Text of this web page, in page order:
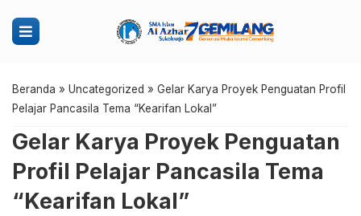
Beranda » Uncategorized » Gelar Karya Proyek Penguatan Profil
Pelajar Pancasila Tema “Kearifan Lokal”
Gelar Karya Proyek Penguatan
Profil Pelajar Pancasila Tema
“Kearifan Lokal”